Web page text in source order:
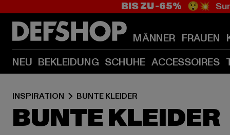
BIS ZU -65% 😲💥
MÄNNER FRAUEN
NEU BEKLEIDUNG SCHUHE ACCESSOIRES
INSPIRATION BUNTE KLEIDER
BUNTE KLEIDER